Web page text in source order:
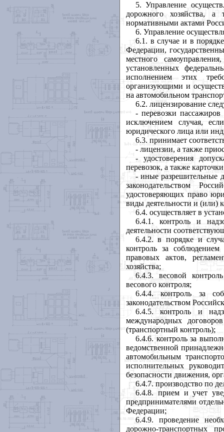
5. Управление
дорожного хозяйства,
нормативными актами
6. Управление
6.1. в случае и в
Федерации,
местного
установленных
исполнением этих
организующими и
на автомобильном
6.2. лицензирование
- перевозки
исключением случая,
юридического лица или
6.3. принимает
- лицензии, а также
- удостоверения
перевозок, а также
- иные разрешительные
законодательством
удостоверяющих право
виды деятельности и (или)
6.4. осуществляет в
6.4.1. контроль и
деятельности
6.4.2. в порядке и
контроль за
правовых актов,
хозяйства;
6.4.3. весовой
весового контроля;
6.4.4. контроль за
законодательством
6.4.5. контроль и
международных
(транспортный контроль);
6.4.6. контроль за
ведомственной
автомобильным
исполнительных
безопасности движения,
6.4.7. производство по
6.4.8. прием и учет
предпринимателями
Федерации;
6.4.9. проведение
дорожно-транспортных